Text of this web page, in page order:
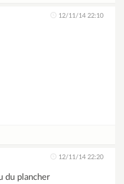
12/11/14 22:10
12/11/14 22:20
du plancher